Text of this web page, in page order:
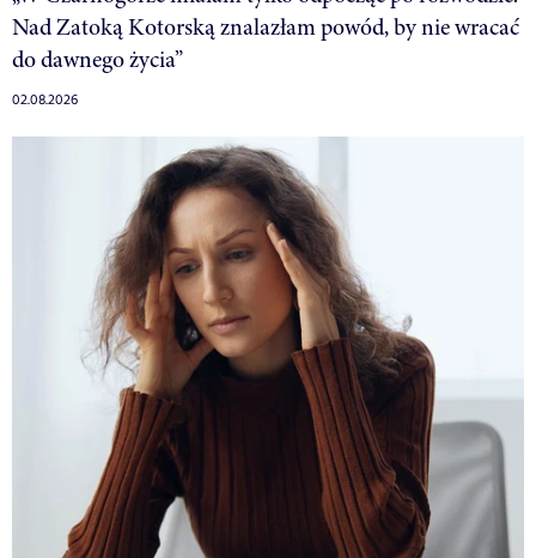
Nad Zatoką Kotorską znalazłam powód, by nie wracać
do dawnego życia”
02.08.2026